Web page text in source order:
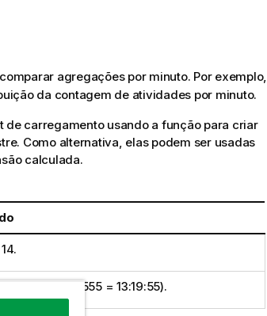
agregações por minuto. Por exemplo,
da contagem de atividades por minuto.
de carregamento usando a função para criar
Como alternativa, elas podem ser usadas
calculada.
19 (porque 0.5555 = 13:19:55).